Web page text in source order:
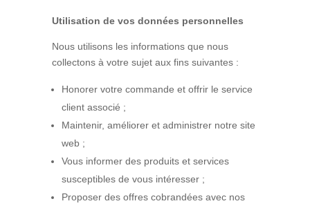
Utilisation de vos données personnelles
Nous utilisons les informations que nous
collectons à votre sujet aux fins suivantes :
Honorer votre commande et offrir le service
client associé ;
Maintenir, améliorer et administrer notre site
web ;
Vous informer des produits et services
susceptibles de vous intéresser ;
Proposer des offres cobrandées avec nos